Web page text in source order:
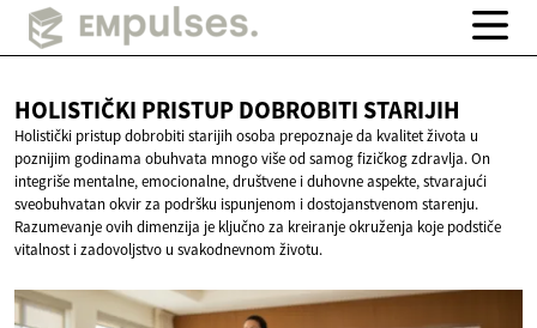
HOLISTIČKI PRISTUPDOBROBITI STARIJIH
Holistički pristup dobrobiti starijih osoba prepoznaje da kvalitet života u
poznijim godinama obuhvata mnogo više od samog fizičkog zdravlja. On
integriše mentalne, emocionalne, društvene i duhovne aspekte, stvarajući
sveobuhvatan okvir za podršku ispunjenom i dostojanstvenom starenju.
Razumevanje ovih dimenzija je ključno za kreiranje okruženja koje podstiče
vitalnost i zadovoljstvo u svakodnevnom životu.